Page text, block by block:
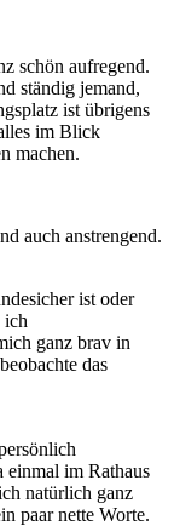
schön aufregend.
ständig jemand,
ist übrigens
im Blick
machen.
auch anstrengend.
ist oder
ich
ganz brav in
das
einmal im Rathaus
natürlich ganz
paar nette Worte.